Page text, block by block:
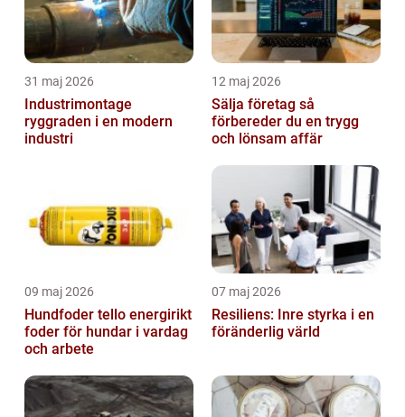
31 maj 2026
Industrimontage
ryggraden i en modern
industri
12 maj 2026
Sälja företag så
förbereder du en trygg
och lönsam affär
09 maj 2026
Hundfoder tello energirikt
foder för hundar i vardag
och arbete
07 maj 2026
Resiliens: Inre styrka i en
föränderlig värld